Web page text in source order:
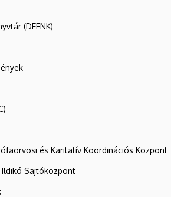
(DEENK)
és Karitatív Koordinációs Központ
Sajtóközpont